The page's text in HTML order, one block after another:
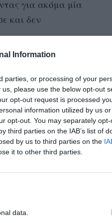
Information
parties, or processing of your
please use the below opt-out
opt-out request is processed
information utilized by us
opt-out. You may separately
third parties on the IAB’s list of
by us to third parties on the
it to other third parties.
data.
για ακόμα μία
και δεν
, συγγραφέας
Racism and Diet
της
και της
χαρά και να
: Το heroin chic
μερικούς μήνες.
να απαλλαγούμε
στο